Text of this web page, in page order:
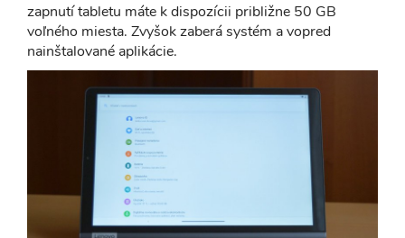
zapnutí tabletu máte k dispozícii približne 50 GB
voľného miesta. Zvyšok zaberá systém a vopred
nainštalované aplikácie.